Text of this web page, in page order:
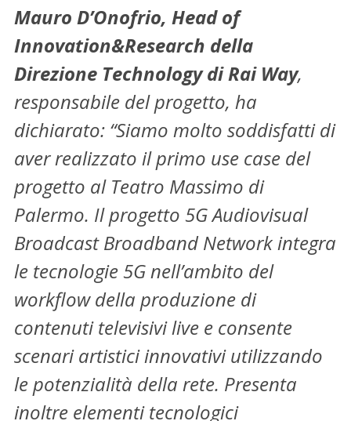
Mauro D’Onofrio, Head of
Innovation&Research della
Direzione Technology di Rai Way,
responsabile del progetto, ha
dichiarato: “Siamo molto soddisfatti di
aver realizzato il primo use case del
progetto al Teatro Massimo di
Palermo. Il progetto 5G Audiovisual
Broadcast Broadband Network integra
le tecnologie 5G nell’ambito del
workflow della produzione di
contenuti televisivi live e consente
scenari artistici innovativi utilizzando
le potenzialità della rete. Presenta
inoltre elementi tecnologici